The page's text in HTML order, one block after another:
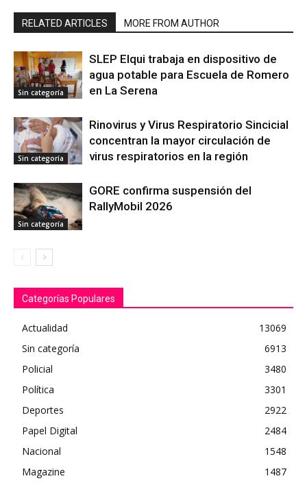
RELATED ARTICLES MORE FROM AUTHOR
Sin categoría
SLEP Elqui trabaja en dispositivo de
agua potable para Escuela de Romero
en La Serena
Sin categoría
Rinovirus y Virus Respiratorio Sincicial
concentran la mayor circulación de
virus respiratorios en la región
Sin categoría
GORE confirma suspensión del
RallyMobil 2026
Categorías Populares
Actualidad
13069
Sin categoría
6913
Policial
3480
Política
3301
Deportes
2922
Papel Digital
2484
Nacional
1548
Magazine
1487